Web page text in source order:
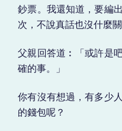
鈔票。我還知道，要編
次，不說真話也沒什麼關
父親回答道︰「或許是
確的事。」
你有沒有想過，有多少
的錢包呢？